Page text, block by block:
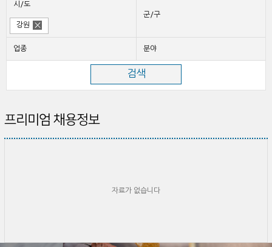
시/도
강원
군/구
업종 분야
프리미엄 채용정보
자료가 없습니다